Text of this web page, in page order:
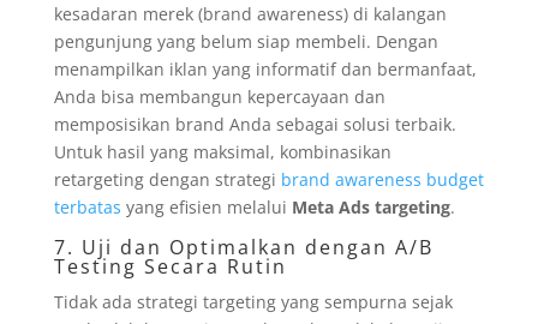
kesadaran merek (brand awareness) di kalangan
pengunjung yang belum siap membeli. Dengan
menampilkan iklan yang informatif dan bermanfaat,
Anda bisa membangun kepercayaan dan
memposisikan brand Anda sebagai solusi terbaik.
Untuk hasil yang maksimal, kombinasikan
retargeting dengan strategi brand awareness budget
terbatas yang efisien melalui Meta Ads targeting.
7. Uji dan Optimalkan dengan A/B
Testing Secara Rutin
Tidak ada strategi targeting yang sempurna sejak